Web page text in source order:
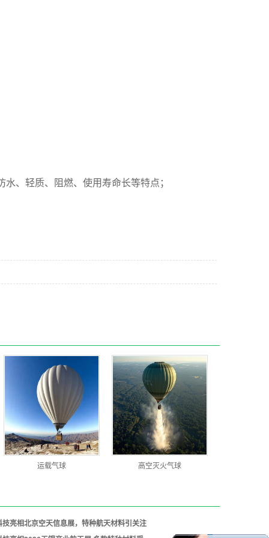
、轻质、阻燃、使用寿命长等特点；
运载气球 高空灭火气球
亮相北京空天信息展，特种航天材料引关注